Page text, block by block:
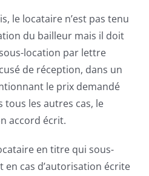
le locataire n’est pas tenu
du bailleur mais il doit
location par lettre
de réception, dans un
le prix demandé
tous les autres cas, le
accord écrit.
en titre qui sous-
en cas d’autorisation écrite